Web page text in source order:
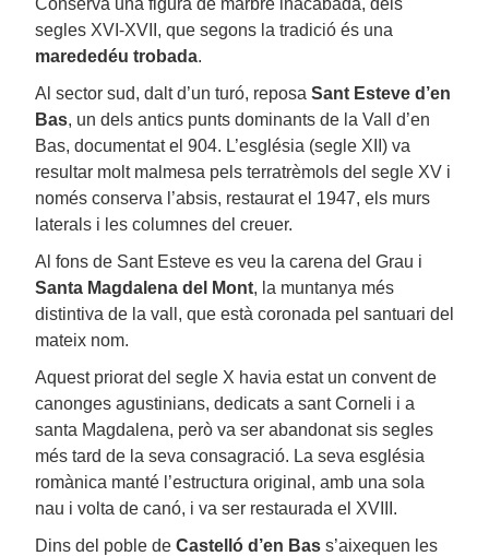
Conserva una figura de marbre inacabada, dels
segles XVI-XVII, que segons la tradició és una
marededéu trobada.
Al sector sud, dalt d’un turó, reposa Sant Esteve d’en
Bas, un dels antics punts dominants de la Vall d’en
Bas, documentat el 904. L’església (segle XII) va
resultar molt malmesa pels terratrèmols del segle XV i
només conserva l’absis, restaurat el 1947, els murs
laterals i les columnes del creuer.
Al fons de Sant Esteve es veu la carena del Grau i
Santa Magdalena del Mont, la muntanya més
distintiva de la vall, que està coronada pel santuari del
mateix nom.
Aquest priorat del segle X havia estat un convent de
canonges agustinians, dedicats a sant Corneli i a
santa Magdalena, però va ser abandonat sis segles
més tard de la seva consagració. La seva església
romànica manté l’estructura original, amb una sola
nau i volta de canó, i va ser restaurada el XVIII.
Dins del poble de Castelló d’en Bas s’aixequen les